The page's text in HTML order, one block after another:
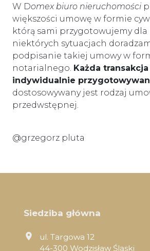
W Domex biuro nieruchomości
większości umowę w formie
którą sami przygotowujemy dla
niektórych sytuacjach
podpisanie takiej umowy w
notarialnego. Każda
indywidualnie
dostosowywany jest rodzaj
przedwstępnej.
@grzegorz pluta
Siedziba główna
ul. Targowa 12
44-300 Wodzisław Śląski